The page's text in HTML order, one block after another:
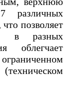
различных
позволяет
в разных
облегчает